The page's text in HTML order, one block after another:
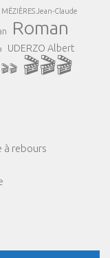
MÉZIÈRES Jean-Claude
Roman
UDERZO Albert
🎬🎬 🎬🎬🎬
à rebours